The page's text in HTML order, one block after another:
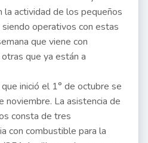
la actividad de los pequeños
operativos con estas
que viene con
que ya están a
inició el 1° de octubre se
La asistencia de
consta de tres
con combustible para la